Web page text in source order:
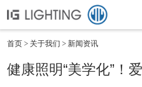
首页 关于我们 新闻资讯
健康照明“美学化”！